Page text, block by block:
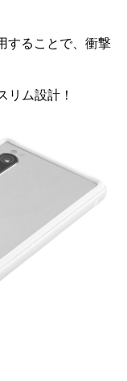
することで、衝撃
リム設計！